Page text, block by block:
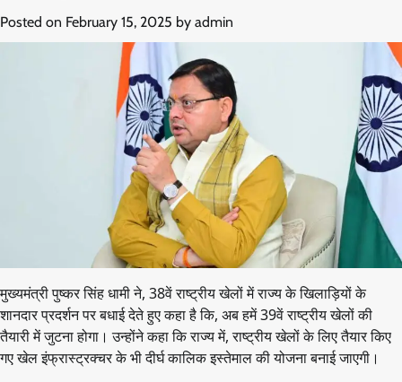
Posted on February 15, 2025 by admin
मुख्यमंत्री पुष्कर सिंह धामी ने, 38वें राष्ट्रीय खेलों में राज्य के खिलाड़ियों के
शानदार प्रदर्शन पर बधाई देते हुए कहा है कि, अब हमें 39वें राष्ट्रीय खेलों की
तैयारी में जुटना होगा। उन्होंने कहा कि राज्य में, राष्ट्रीय खेलों के लिए तैयार किए
गए खेल इंफ्रास्ट्रक्चर के भी दीर्घ कालिक इस्तेमाल की योजना बनाई जाएगी।